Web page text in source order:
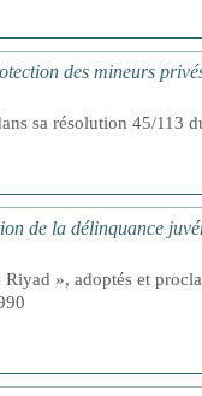
des mineurs
sa résolution 45/113
de la délinquance
», adoptés et